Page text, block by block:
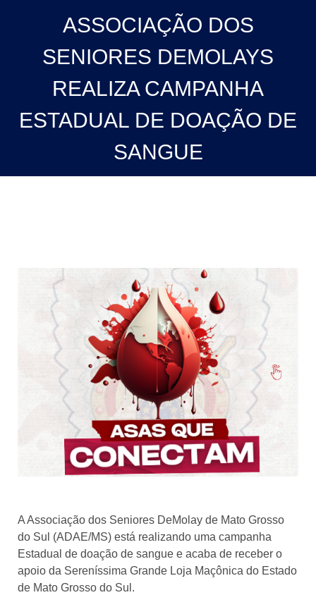
ASSOCIAÇÃO DOS
SENIORES DEMOLAYS
REALIZA CAMPANHA
ESTADUAL DE DOAÇÃO DE
SANGUE
A Associação dos Seniores DeMolay de Mato Grosso
do Sul (ADAE/MS) está realizando uma campanha
Estadual de doação de sangue e acaba de receber o
apoio da Sereníssima Grande Loja Maçônica do Estado
de Mato Grosso do Sul.